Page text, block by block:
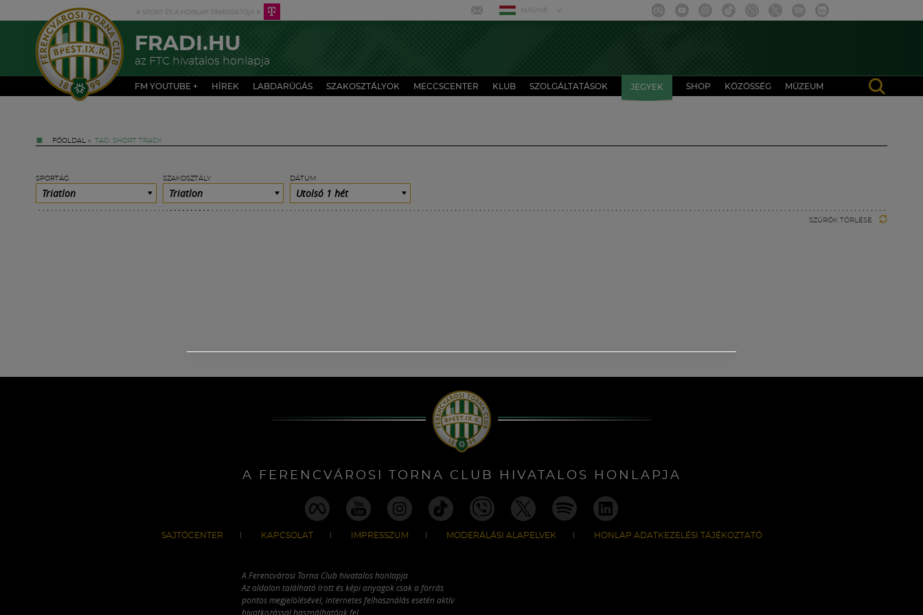
MAGYAR
FRADI.HU
az FTC hivatalos honlapja
FM YOUTUBE + HÍREK LABDARÚGÁS SZAKOSZTÁLYOK MECCSCENTER KLUB SZOLGÁLTATÁSOK JEGYEK SHOP KÖZÖSSÉG MÚZEUM
FŐOLDAL » TAG: SHORT TRACK
SPORTÁG
Triatlon
SZAKOSZTÁLY
Triatlon
DÁTUM
Utolsó 1 hét
SZŰRŐK TÖRLÉSE
A FERENCVÁROSI TORNA CLUB HIVATALOS HONLAPJA
SAJTÓCENTER KAPCSOLAT IMPRESSZUM MODERÁLÁSI ALAPELVEK HONLAP ADATKEZELÉSI TÁJÉKOZTATÓ
A Ferencvárosi Torna Club hivatalos honlapja
Az oldalon található írott és képi anyagok csak a forrás
pontos megjelölésével, internetes felhasználás esetén aktív
hivatkozással használhatóak fel.